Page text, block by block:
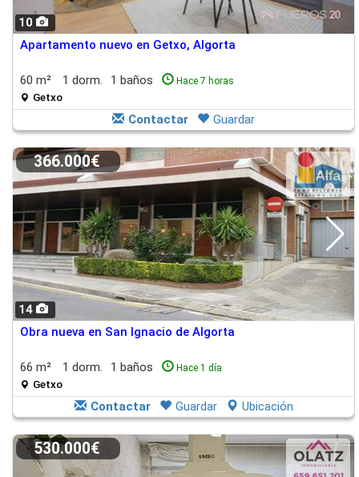
10
Apartamento nuevo en Getxo, Algorta
60 m² 1 dorm. 1 baños Hace 7 horas
Getxo
Contactar Guardar
14
366.000€
Obra nueva en San Ignacio de Algorta
66 m² 1 dorm. 1 baños Hace 1 día
Getxo
Contactar Guardar Ubicación
530.000€